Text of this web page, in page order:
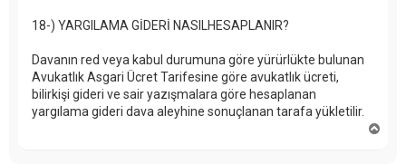
18-) YARGILAMA GİDERİ NASILHESAPLANIR?
Davanın red veya kabul durumuna göre yürürlükte bulunan
Avukatlık Asgari Ücret Tarifesine göre avukatlık ücreti,
bilirkişi gideri ve sair yazışmalara göre hesaplanan
yargılama gideri dava aleyhine sonuçlanan tarafa yükletilir.